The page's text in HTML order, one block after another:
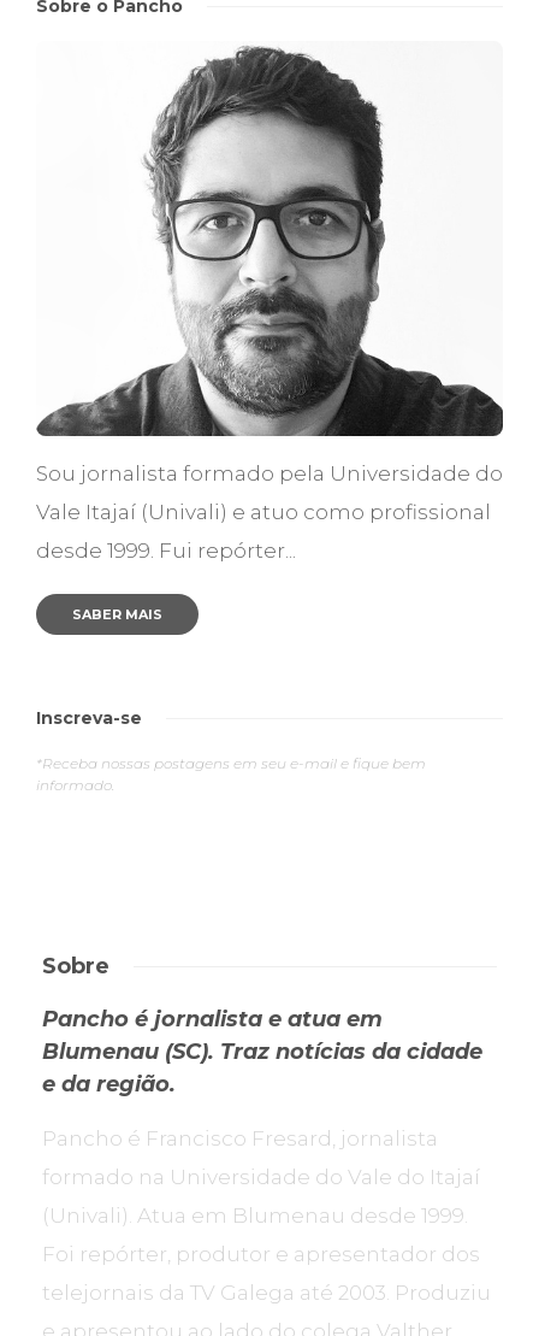
Sobre o Pancho
Sou jornalista formado pela Universidade do
Vale Itajaí (Univali) e atuo como profissional
desde 1999. Fui repórter...
SABER MAIS
Inscreva-se
*Receba nossas postagens em seu e-mail e fique bem
informado.
Sobre
Pancho é jornalista e atua em
Blumenau (SC). Traz notícias da cidade
e da região.
Pancho é Francisco Fresard, jornalista
formado na Universidade do Vale do Itajaí
(Univali). Atua em Blumenau desde 1999.
Foi repórter, produtor e apresentador dos
telejornais da TV Galega até 2003. Produziu
e apresentou ao lado do colega Valther